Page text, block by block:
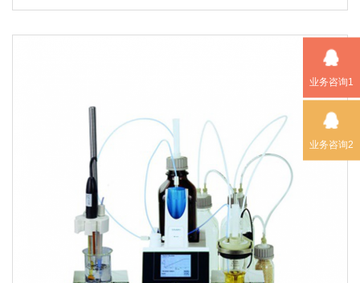
业务咨询1
业务咨询2